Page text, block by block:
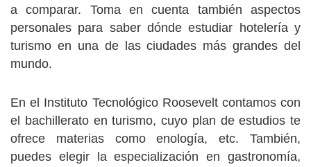
a comparar. Toma en cuenta también aspectos
personales para saber dónde estudiar hotelería y
turismo en una de las ciudades más grandes del
mundo.
En el Instituto Tecnológico Roosevelt contamos con
el bachillerato en turismo, cuyo plan de estudios te
ofrece materias como enología, etc. También,
puedes elegir la especialización en gastronomía,